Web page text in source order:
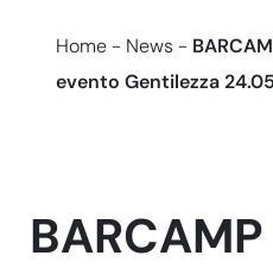
Home - News -
evento Gentilezza